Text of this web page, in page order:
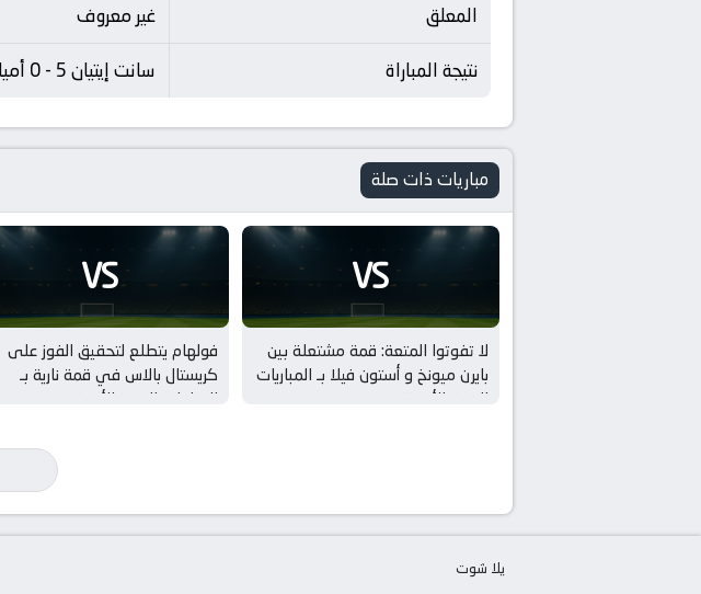
المعلق
غير معروف
نتيجة المباراة
سانت إيتيان 5 - 0 أميان
مباريات ذات صلة
VS
لا تفوتوا المتعة: قمة مشتعلة بين
بايرن ميونخ و أستون فيلا بـ المباريات
الودية للأندية
VS
فولهام يتطلع لتحقيق الفوز على
كريستال بالاس في قمة نارية بـ
المباريات الودية للأندية
يلا شوت